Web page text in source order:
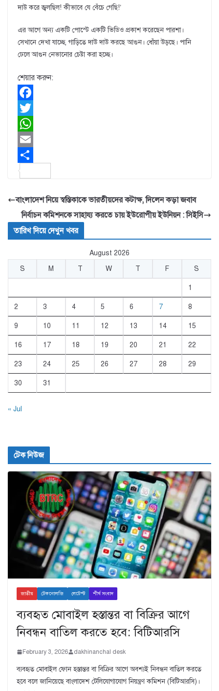
দাউ করে জ্বলছিল! কীভাবে যে বেঁচে গেছি!’
এর আগে অন্য একটি পোস্টে একটি ভিডিও প্রকাশ করেছেন পারশা।
সেখানে দেখা যাচ্ছে, গাড়িতে দাউ দাউ করছে আগুন। ধোঁয়া উড়ছে। পানি
ঢেলে আগুন নেভানোর চেষ্টা করা হচ্ছে।
শেয়ার করুন:
F
a
c
e
b
o
T
w
t
e
W
h
a
s
A
p
E
m
i
a
r
e
বাংলাদেশ নিয়ে স্বস্তিকাকে ভারতীয়দের কটাক্ষ, দিলেন কড়া জবাব
নির্বাচন কমিশনকে সাহায্য করতে চায় ইউরোপীয় ইউনিয়ন : সিইসি
তারিখ দিয়ে দেখুন খবর
August 2026
S
M T W T F S
1
2 3 4 5 6 7 8
9 10 11 12 13 14 15
16 17 18 19 20 21 22
23 24 25 26 27 28 29
30 31
« Jul
টেক নিউজ
জাতীয় টেকনোলজি লেটেস্ট শীর্ষ সংবাদ
ব্যবহৃত মোবাইল হস্তান্তর বা বিক্রির আগে
নিবন্ধন বাতিল করতে হবে: বিটিআরসি
February 3, 2026 dakhinanchal desk
ব্যবহৃত মোবাইল ফোন হস্তান্তর বা বিক্রির আগে অবশ্যই নিবন্ধন বাতিল করতে
হবে বলে জানিয়েছে বাংলাদেশ টেলিযোগাযোগ নিয়ন্ত্রণ কমিশন (বিটিআরসি)।